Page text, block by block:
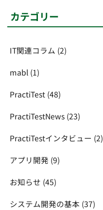
カテゴリー
IT関連コラム (2)
mabl (1)
PractiTest (48)
PractiTestNews (23)
PractiTestインタビュー (2)
アプリ開発 (9)
お知らせ (45)
システム開発の基本 (37)